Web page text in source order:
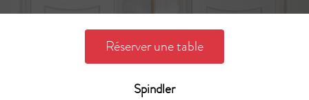
Réserver une table
Spindler